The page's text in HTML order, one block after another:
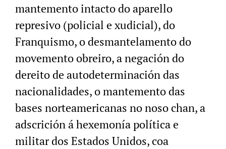
mantemento intacto do aparello
represivo (policial e xudicial), do
Franquismo, o desmantelamento do
movemento obreiro, a negación do
dereito de autodeterminación das
nacionalidades, o mantemento das
bases norteamericanas no noso chan, a
adscrición á hexemonía política e
militar dos Estados Unidos, coa